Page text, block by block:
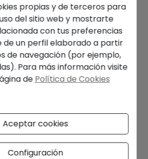
centro piso 5
Ref. 090226
2 400 m2 5 2
propias y de terceros para
del sitio web y mostrarte
con tus preferencias
de un perfil elaborado a partir
de navegación (por ejemplo,
Para más información visite
de Política de Cookies
Aceptar cookies
Configuración